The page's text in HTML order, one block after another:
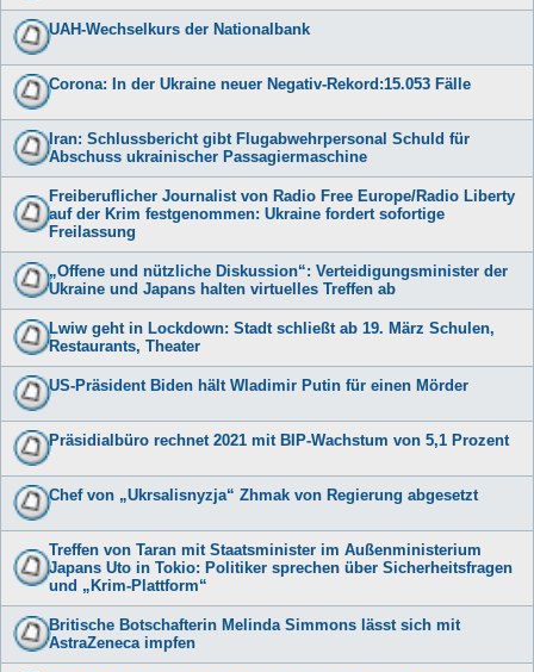
UAH-Wechselkurs der Nationalbank
Corona: In der Ukraine neuer Negativ-Rekord:15.053 Fälle
Iran: Schlussbericht gibt Flugabwehrpersonal Schuld für
Abschuss ukrainischer Passagiermaschine
Freiberuflicher Journalist von Radio Free Europe/Radio Liberty
auf der Krim festgenommen: Ukraine fordert sofortige
Freilassung
„Offene und nützliche Diskussion“: Verteidigungsminister der
Ukraine und Japans halten virtuelles Treffen ab
Lwiw geht in Lockdown: Stadt schließt ab 19. März Schulen,
Restaurants, Theater
US-Präsident Biden hält Wladimir Putin für einen Mörder
Präsidialbüro rechnet 2021 mit BIP-Wachstum von 5,1 Prozent
Chef von „Ukrsalisnyzja“ Zhmak von Regierung abgesetzt
Treffen von Taran mit Staatsminister im Außenministerium
Japans Uto in Tokio: Politiker sprechen über Sicherheitsfragen
und „Krim-Plattform“
Britische Botschafterin Melinda Simmons lässt sich mit
AstraZeneca impfen